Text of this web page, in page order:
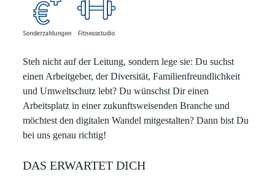
Steh nicht auf der Leitung, sondern lege sie: Du suchst
einen Arbeitgeber, der Diversität, Familienfreundlichkeit
und Umweltschutz lebt? Du wünschst Dir einen
Arbeitsplatz in einer zukunftsweisenden Branche und
möchtest den digitalen Wandel mitgestalten? Dann bist Du
bei uns genau richtig!
DAS ERWARTET DICH